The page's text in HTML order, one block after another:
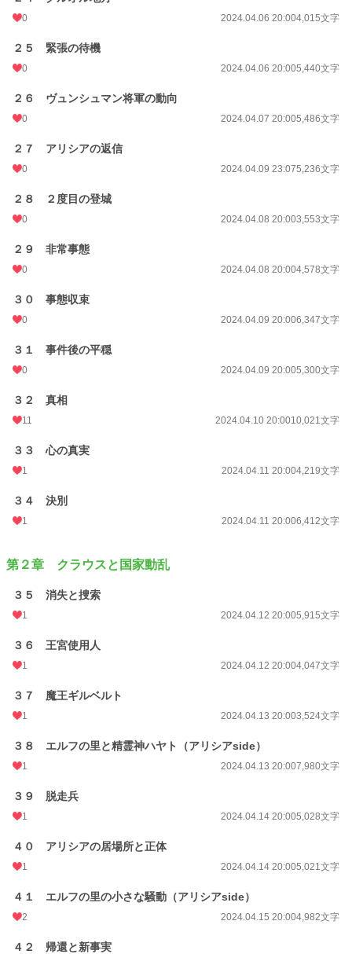
0 2024.04.06 20:004,015文字
２５ 緊張の待機
0 2024.04.06 20:005,440文字
２６ ヴュンシュマン将軍の動向
0 2024.04.07 20:005,486文字
２７ アリシアの返信
0 2024.04.09 23:075,236文字
２８ ２度目の登城
0 2024.04.08 20:003,553文字
２９ 非常事態
0 2024.04.08 20:004,578文字
３０ 事態収束
0 2024.04.09 20:006,347文字
３１ 事件後の平穏
0 2024.04.09 20:005,300文字
３２ 真相
11 2024.04.10 20:0010,021文字
３３ 心の真実
1 2024.04.11 20:004,219文字
３４ 決別
1 2024.04.11 20:006,412文字
第２章 クラウスと国家動乱
３５ 消失と捜索
1 2024.04.12 20:005,915文字
３６ 王宮使用人
1 2024.04.12 20:004,047文字
３７ 魔王ギルベルト
1 2024.04.13 20:003,524文字
３８ エルフの里と精霊神ハヤト（アリシアside）
1 2024.04.13 20:007,980文字
３９ 脱走兵
1 2024.04.14 20:005,028文字
４０ アリシアの居場所と正体
1 2024.04.14 20:005,021文字
４１ エルフの里の小さな騒動（アリシアside）
2 2024.04.15 20:004,982文字
４２ 帰還と新事実